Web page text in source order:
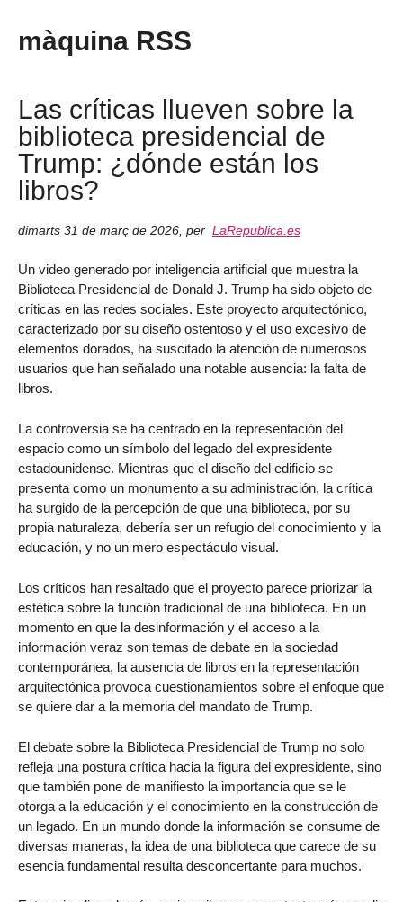
màquina RSS
Las críticas llueven sobre la
biblioteca presidencial de
Trump: ¿dónde están los
libros?
dimarts 31 de març de 2026 per LaRepublica.es
Un video generado por inteligencia artificial que muestra la
Biblioteca Presidencial de Donald J. Trump ha sido objeto de
críticas en las redes sociales. Este proyecto arquitectónico,
caracterizado por su diseño ostentoso y el uso excesivo de
elementos dorados, ha suscitado la atención de numerosos
usuarios que han señalado una notable ausencia: la falta de
libros.
La controversia se ha centrado en la representación del
espacio como un símbolo del legado del expresidente
estadounidense. Mientras que el diseño del edificio se
presenta como un monumento a su administración, la crítica
ha surgido de la percepción de que una biblioteca, por su
propia naturaleza, debería ser un refugio del conocimiento y la
educación, y no un mero espectáculo visual.
Los críticos han resaltado que el proyecto parece priorizar la
estética sobre la función tradicional de una biblioteca. En un
momento en que la desinformación y el acceso a la
información veraz son temas de debate en la sociedad
contemporánea, la ausencia de libros en la representación
arquitectónica provoca cuestionamientos sobre el enfoque que
se quiere dar a la memoria del mandato de Trump.
El debate sobre la Biblioteca Presidencial de Trump no solo
refleja una postura crítica hacia la figura del expresidente, sino
que también pone de manifiesto la importancia que se le
otorga a la educación y el conocimiento en la construcción de
un legado. En un mundo donde la información se consume de
diversas maneras, la idea de una biblioteca que carece de su
esencia fundamental resulta desconcertante para muchos.